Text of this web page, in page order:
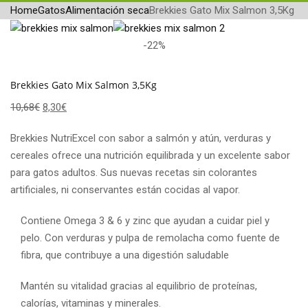
HomeGatosAlimentación secaBrekkies Gato Mix Salmon 3,5Kg
-22%
Brekkies Gato Mix Salmon 3,5Kg
10,68€ 8,30€
Brekkies NutriExcel con sabor a salmón y atún, verduras y
cereales ofrece una nutrición equilibrada y un excelente sabor
para gatos adultos. Sus nuevas recetas sin colorantes
artificiales, ni conservantes están cocidas al vapor.
Contiene Omega 3 & 6 y zinc que ayudan a cuidar piel y
pelo. Con verduras y pulpa de remolacha como fuente de
fibra, que contribuye a una digestión saludable
Mantén su vitalidad gracias al equilibrio de proteínas,
calorías, vitaminas y minerales.